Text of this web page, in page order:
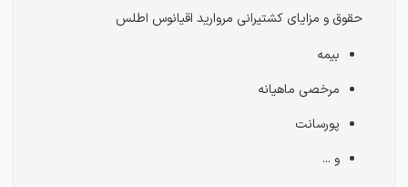
حقوق و مزایای کشتیرانی مروارید اقیانوس اطلس
بیمه
مرخصی ماهیانه
پورسانت
و ...